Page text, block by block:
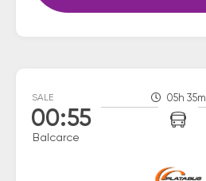
SALE
00:55
Balcarce
05h 35m